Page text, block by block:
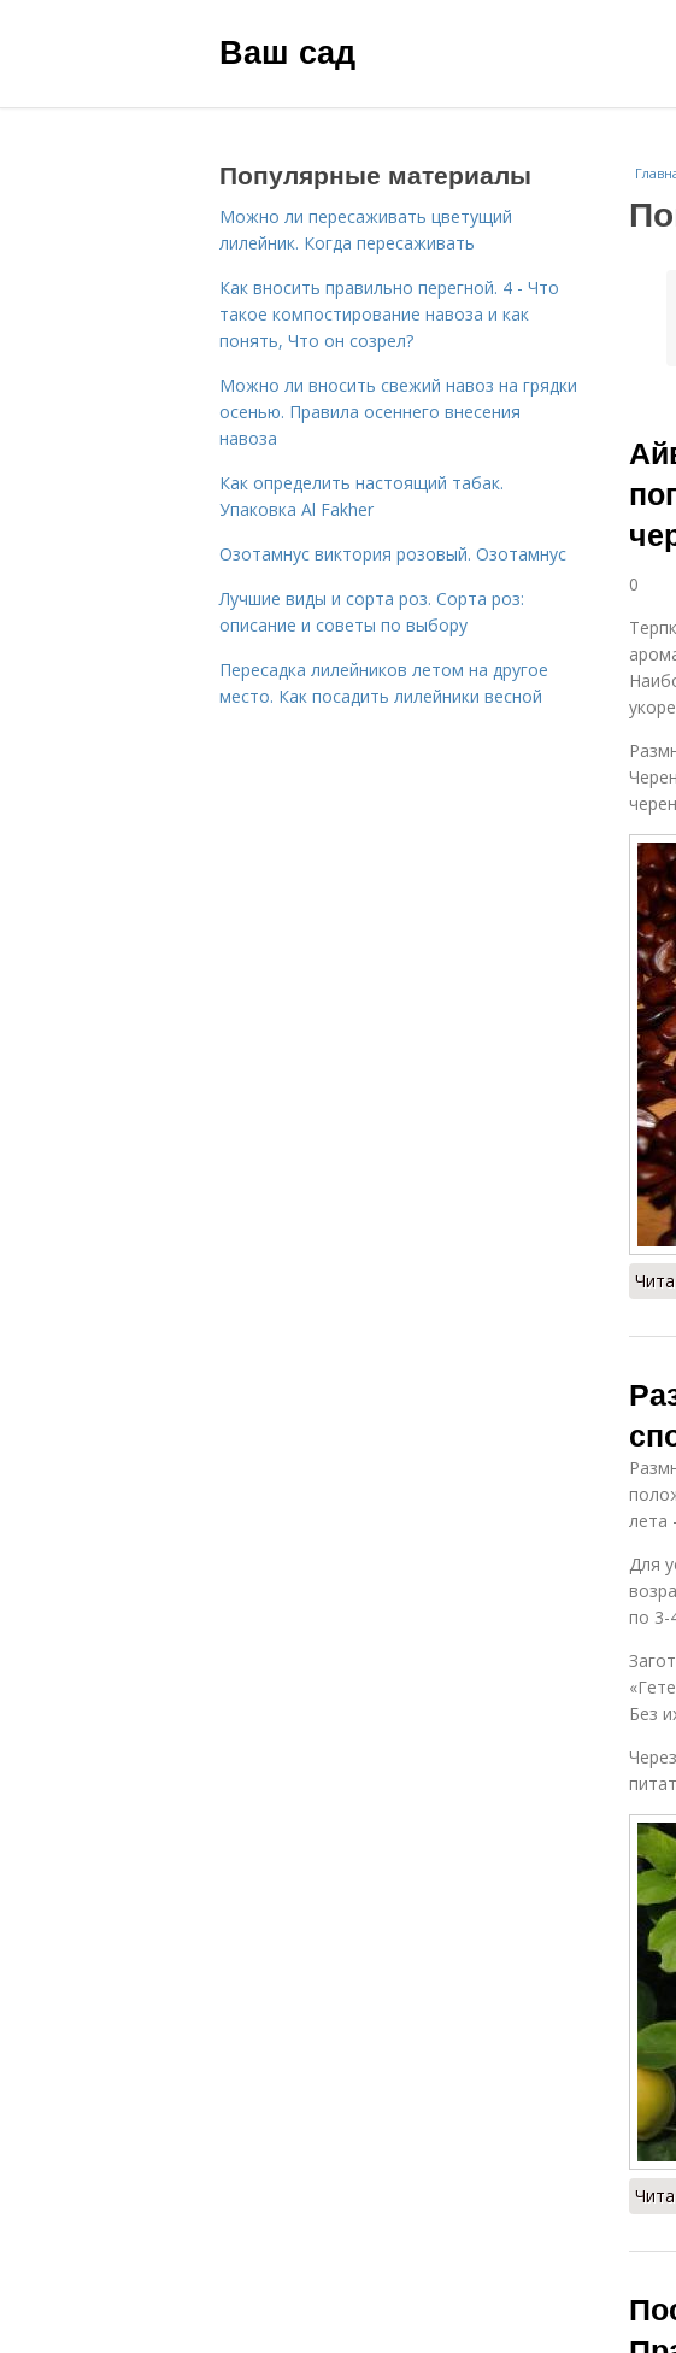
Ваш сад
0
лета
Для
по 3-
Без
Популярные материалы
Можно ли пересаживать цветущий
лилейник. Когда пересаживать
Как вносить правильно перегной. 4 - Что
такое компостирование навоза и как
понять, Что он созрел?
Можно ли вносить свежий навоз на грядки
осенью. Правила осеннего внесения
навоза
Как определить настоящий табак.
Упаковка Al Fakher
Озотамнус виктория розовый. Озотамнус
Лучшие виды и сорта роз. Сорта роз:
описание и советы по выбору
Пересадка лилейников летом на другое
место. Как посадить лилейники весной